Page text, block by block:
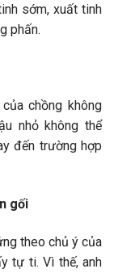
sớm, xuất tinh
phấn.
chồng không
nhỏ không thể
đến trường hợp
gối
theo chủ ý của
tự ti. Vì thế, anh